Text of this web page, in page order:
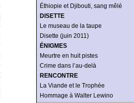
Éthiopie et Djibouti, sang mêlé
DISETTE
Le museau de la taupe
Disette (juin 2011)
ÉNIGMES
Meurtre en huit pistes
Crime dans l’au-delà
RENCONTRE
La Viande et le Trophée
Hommage à Walter Lewino